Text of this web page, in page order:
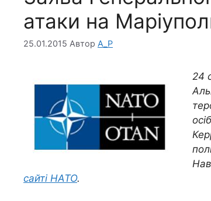
атаки на
25.01.2015 Автор A_P
24
сайті НАТО.